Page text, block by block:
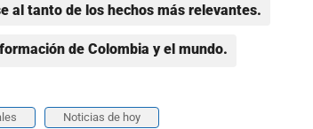
al tanto de los hechos más relevantes.
de Colombia y el mundo.
Noticias de hoy